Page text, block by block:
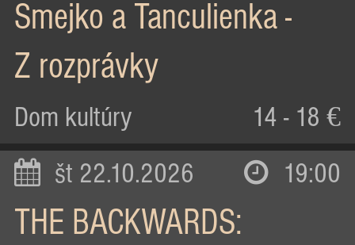
Smejko a Tanculienka -
Z rozprávky
Dom kultúry 14 - 18 €
št 22.10.2026 19:00
THE BACKWARDS: